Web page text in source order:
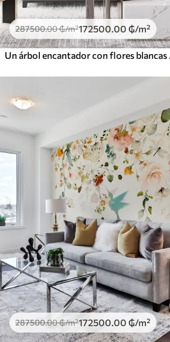
287500.00₲/m²172500 .00 ₲/m²
287500.00₲/m²172500 .00 ₲/m²